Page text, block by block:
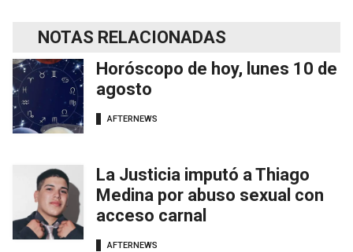
NOTAS RELACIONADAS
Horóscopo de hoy, lunes 10 de
agosto
AFTERNEWS
La Justicia imputó a Thiago
Medina por abuso sexual con
acceso carnal
AFTERNEWS